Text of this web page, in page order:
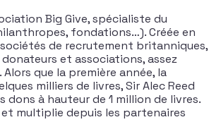
Big Give, spécialiste du
fondations…). Créée en
de recrutement britanniques,
et associations, assez
que la première année, la
milliers de livres, Sir Alec Reed
à hauteur de 1 million de livres.
multiplie depuis les partenaires